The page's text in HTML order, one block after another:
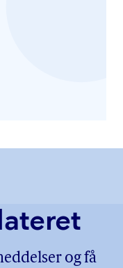
og få